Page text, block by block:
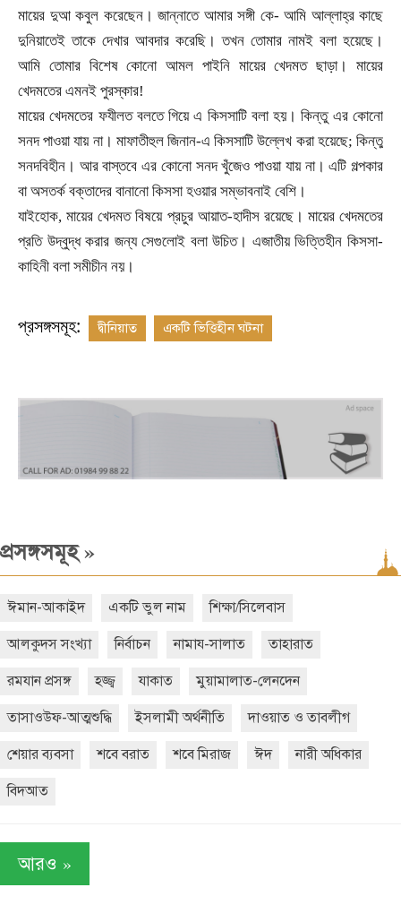
মায়ের দুআ কবুল করেছেন। জান্নাতে আমার সঙ্গী কে- আমি আল্লাহ্র কাছে
দুনিয়াতেই তাকে দেখার আবদার করেছি। তখন তোমার নামই বলা হয়েছে।
আমি তোমার বিশেষ কোনো আমল পাইনি মায়ের খেদমত ছাড়া। মায়ের
খেদমতের এমনই পুরস্কার!
মায়ের খেদমতের ফযীলত বলতে গিয়ে এ কিসসাটি বলা হয়। কিন্তু এর কোনো
সনদ পাওয়া যায় না। মাফাতীহুল জিনান-এ কিসসাটি উল্লেখ করা হয়েছে;কিন্তু
সনদবিহীন। আর বাস্তবে এর কোনো সনদ খুঁজেও পাওয়া যায় না। এটি গল্পকার
বা অসতর্ক বক্তাদের বানানো কিসসা হওয়ার সম্ভাবনাই বেশি।
যাইহোক,মায়ের খেদমত বিষয়ে প্রচুর আয়াত-হাদীস রয়েছে। মায়ের খেদমতের
প্রতি উদ্বুদ্ধ করার জন্য সেগুলোই বলা উচিত। এজাতীয় ভিত্তিহীন কিসসা-
কাহিনী বলা সমীচীন নয়।
প্রসঙ্গসমূহ: দ্বীনিয়াত একটি ভিত্তিহীন ঘটনা
প্রসঙ্গসমূহ»
ঈমান-আকাইদ একটি ভুল নাম শিক্ষা/সিলেবাস
আলকুদস সংখ্যা নির্বাচন নামায-সালাত তাহারাত
রমযান প্রসঙ্গ হজ্জ্ব যাকাত মুয়ামালাত-লেনদেন
তাসাওউফ-আত্মশুদ্ধি ইসলামী অর্থনীতি দাওয়াত ও তাবলীগ
শেয়ার ব্যবসা শবে বরাত শবে মিরাজ ঈদ নারী অধিকার
বিদআত
আরও »